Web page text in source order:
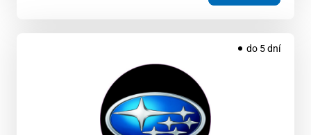
do 5 dní